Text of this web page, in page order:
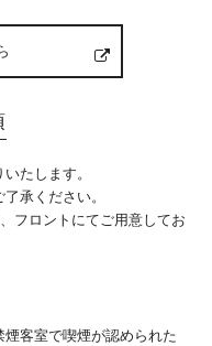
たします。
承ください。
フロントにてご用意してお
客室で喫煙が認められた